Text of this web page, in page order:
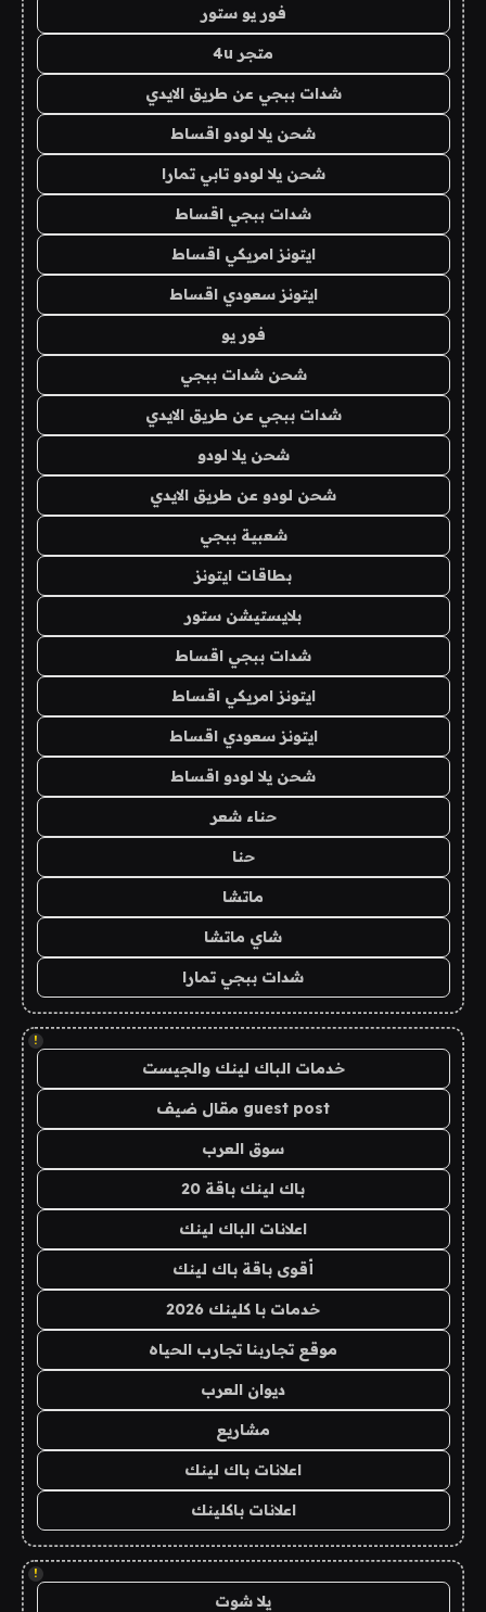
فور يو ستور
متجر 4u
شدات ببجي عن طريق الايدي
شحن يلا لودو اقساط
شحن يلا لودو تابي تمارا
شدات ببجي اقساط
ايتونز امريكي اقساط
ايتونز سعودي اقساط
فور يو
شحن شدات ببجي
شدات ببجي عن طريق الايدي
شحن يلا لودو
شحن لودو عن طريق الايدي
شعبية ببجي
بطاقات ايتونز
بلايستيشن ستور
شدات ببجي اقساط
ايتونز امريكي اقساط
ايتونز سعودي اقساط
شحن يلا لودو اقساط
حناء شعر
حنا
ماتشا
شاي ماتشا
شدات ببجي تمارا
!
خدمات الباك لينك والجيست
guest post مقال ضيف
سوق العرب
باك لينك باقة 20
اعلانات الباك لينك
أقوى باقة باك لينك
خدمات با كلينك 2026
موقع تجاربنا تجارب الحياه
ديوان العرب
مشاريع
اعلانات باك لينك
اعلانات باكلينك
!
يلا شوت